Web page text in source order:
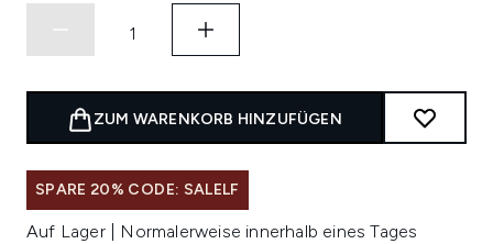
ZUM WARENKORB HINZUFÜGEN
SPARE 20% CODE: SALELF
Auf Lager | Normalerweise innerhalb eines Tages